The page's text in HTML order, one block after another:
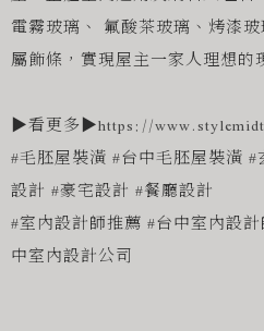
電霧玻璃、 氟酸茶玻璃、烤漆
屬飾條，實現屋主一家人理想的
▶看更多▶https://
#毛胚屋裝潢 #台中毛胚屋裝潢
設計 #豪宅設計 #餐廳設計
#室內設計師推薦 #台中室內設
中室內設計公司